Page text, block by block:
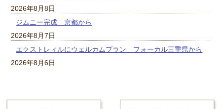
2026年8月8日
ジムニー完成 京都から
2026年8月7日
エクストレィルにウェルカムプラン フォーカル三重県から
2026年8月6日